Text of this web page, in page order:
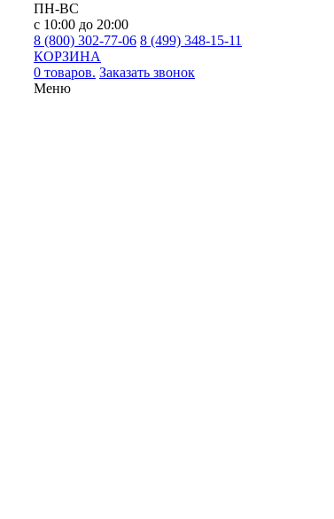
ПН-ВС
с 10:00 до 20:00
8 (800) 302-77-06 8 (499) 348-15-11
КОРЗИНА
0 товаров. Заказать звонок
Меню